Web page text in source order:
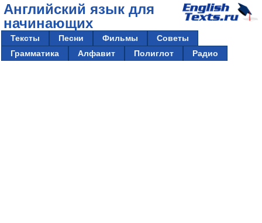
Английский язык для
начинающих
Тексты Песни Фильмы
Советы
Грамматика
Алфавит Полиглот Радио